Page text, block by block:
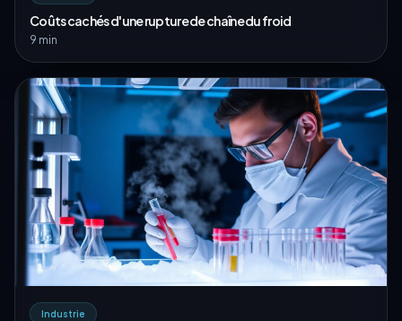
Coûts cachés d'une rupture de chaîne du froid
9 min
Industrie